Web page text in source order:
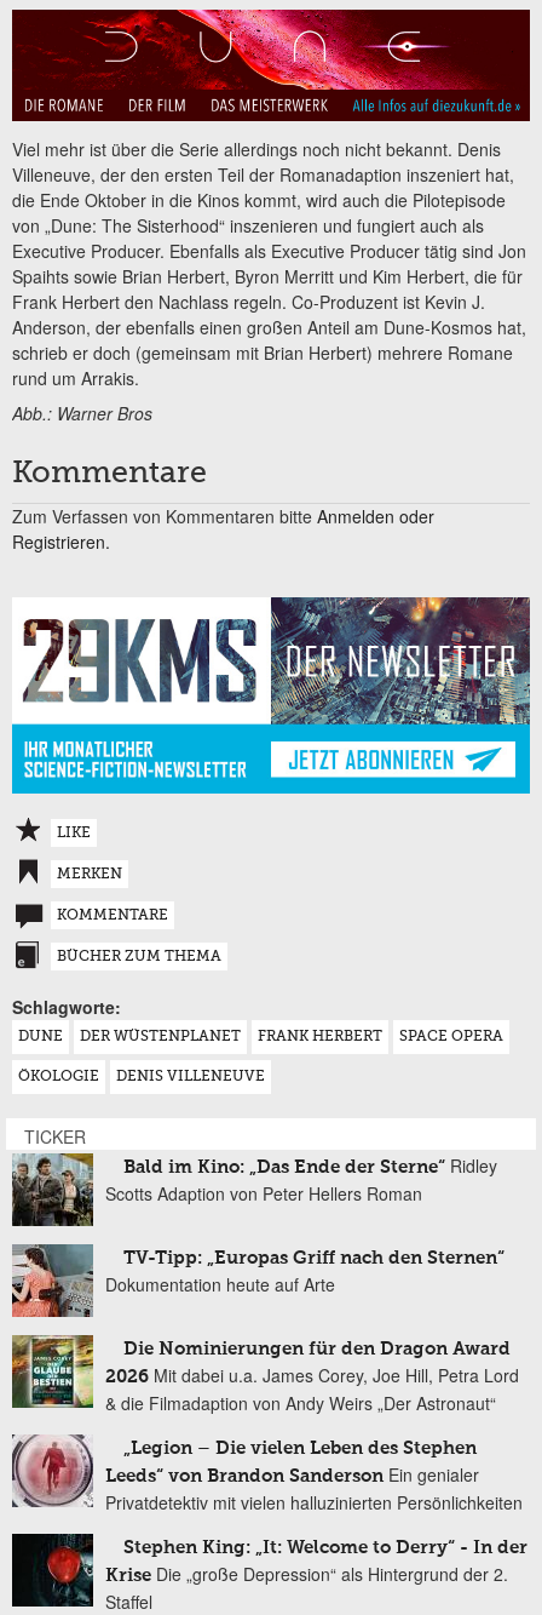
Viel mehr ist über die Serie allerdings noch nicht bekannt. Denis
Villeneuve, der den ersten Teil der Romanadaption inszeniert hat,
die Ende Oktober in die Kinos kommt, wird auch die Pilotepisode
von „Dune: The Sisterhood“ inszenieren und fungiert auch als
Executive Producer. Ebenfalls als Executive Producer tätig sind Jon
Spaihts sowie Brian Herbert, Byron Merritt und Kim Herbert, die für
Frank Herbert den Nachlass regeln. Co-Produzent ist Kevin J.
Anderson, der ebenfalls einen großen Anteil am Dune-Kosmos hat,
schrieb er doch (gemeinsam mit Brian Herbert) mehrere Romane
rund um Arrakis.
Abb.: Warner Bros
Kommentare
Zum Verfassen von Kommentaren bitte Anmelden oder
Registrieren.
LIKE
MERKEN
KOMMENTARE
BÜCHER ZUM THEMA
Schlagworte:
DUNE DER WÜSTENPLANET FRANK HERBERT SPACE OPERA
ÖKOLOGIE DENIS VILLENEUVE
TICKER
Bald im Kino: „Das Ende der Sterne“ Ridley
Scotts Adaption von Peter Hellers Roman
TV-Tipp: „Europas Griff nach den Sternen“
Dokumentation heute auf Arte
Die Nominierungen für den Dragon Award
2026 Mit dabei u.a. James Corey, Joe Hill, Petra Lord
& die Filmadaption von Andy Weirs „Der Astronaut“
„Legion – Die vielen Leben des Stephen
Leeds“ von Brandon Sanderson Ein genialer
Privatdetektiv mit vielen halluzinierten Persönlichkeiten
Stephen King: „It: Welcome to Derry“ - In der
Krise Die „große Depression“ als Hintergrund der 2.
Staffel